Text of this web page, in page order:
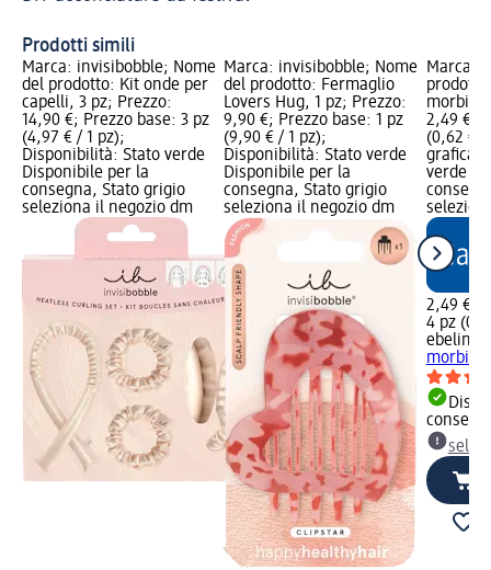
Prodotti simili
Marca: invisibobble; Nome
del prodotto: Kit onde per
capelli, 3 pz; Prezzo:
14,90 €; Prezzo base: 3 pz
(4,97 € / 1 pz);
Disponibilità: Stato verde
Disponibile per la
consegna, Stato grigio
seleziona il negozio dm
Marca: invisibobble; Nome
del prodotto: Fermaglio
Lovers Hug, 1 pz; Prezzo:
9,90 €; Prezzo base: 1 pz
(9,90 € / 1 pz);
Disponibilità: Stato verde
Disponibile per la
consegna, Stato grigio
seleziona il negozio dm
Marca:
morbidi,
2,49 €;
(0,62 € /
grafica;
verde
2,49 €
4 pz
ebelin
morbidi,